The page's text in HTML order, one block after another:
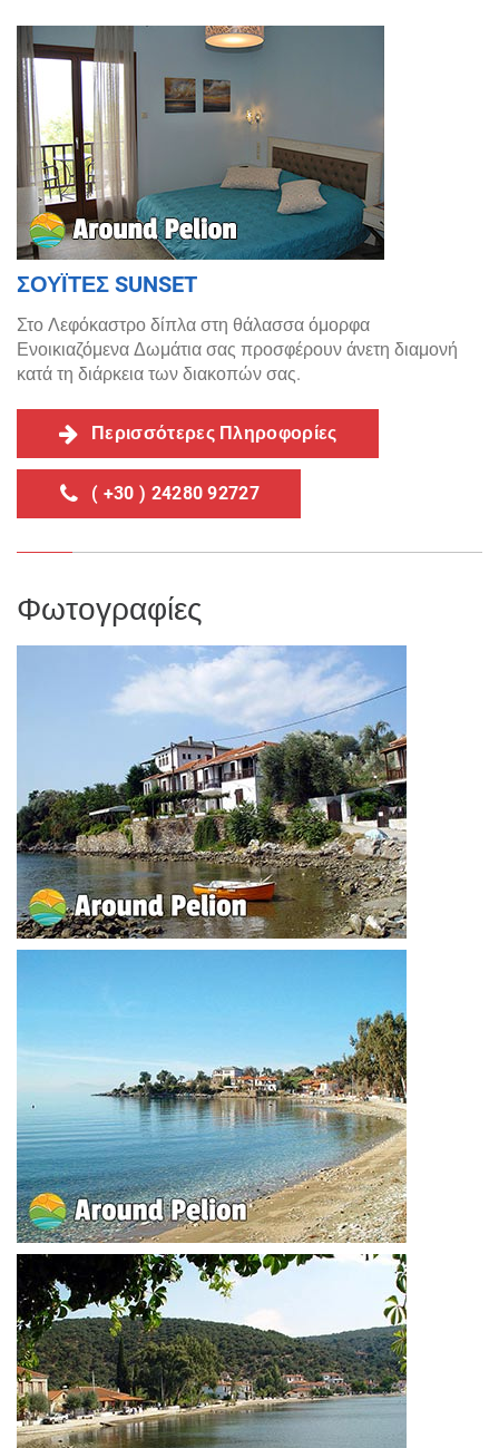
ΣΟΥΪΤΕΣ SUNSET
Στο Λεφόκαστρο δίπλα στη θάλασσα όμορφα
Ενοικιαζόμενα Δωμάτια σας προσφέρουν άνετη διαμονή
κατά τη διάρκεια των διακοπών σας.
Περισσότερες Πληροφορίες
( +30 ) 24280 92727
Φωτογραφίες